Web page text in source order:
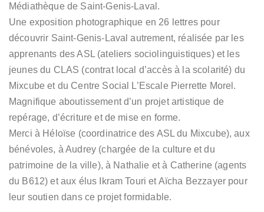
Médiathèque de Saint-Genis-Laval.
Une exposition photographique en 26 lettres pour
découvrir Saint-Genis-Laval autrement, réalisée par les
apprenants des ASL (ateliers sociolinguistiques) et les
jeunes du CLAS (contrat local d’accès à la scolarité) du
Mixcube et du Centre Social L’Escale Pierrette Morel.
Magnifique aboutissement d’un projet artistique de
repérage, d’écriture et de mise en forme.
Merci à Héloïse (coordinatrice des ASL du Mixcube), aux
bénévoles, à Audrey (chargée de la culture et du
patrimoine de la ville), à Nathalie et à Catherine (agents
du B612) et aux élus Ikram Touri et Aïcha Bezzayer pour
leur soutien dans ce projet formidable.